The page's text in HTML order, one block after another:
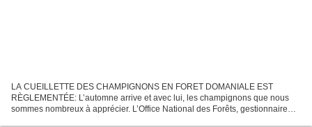
LA CUEILLETTE DES CHAMPIGNONS EN FORET DOMANIALE EST
RÈGLEMENTÉE: L’automne arrive et avec lui, les champignons que nous
sommes nombreux à apprécier. L’Office National des Forêts, gestionnaire